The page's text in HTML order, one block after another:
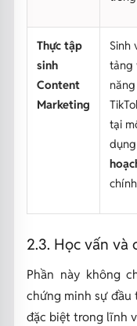
Thực tập
sinh
Content
Marketing
Sinh
tảng
tại
2.3. Học vấn và
Phần này không
chứng minh sự đầu
đặc biệt trong lĩnh